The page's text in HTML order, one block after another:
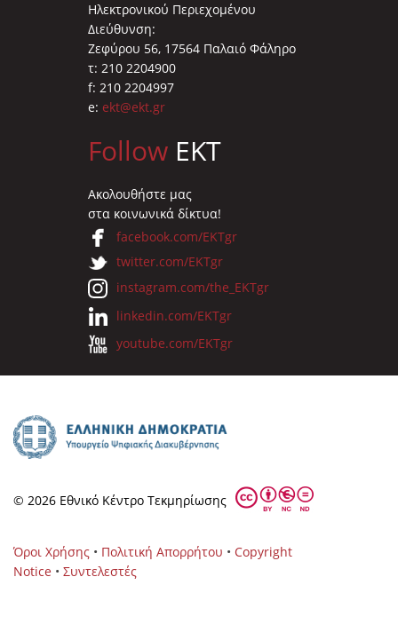
Ηλεκτρονικού Περιεχομένου
Διεύθυνση:
Ζεφύρου 56, 17564 Παλαιό Φάληρο
τ: 210 2204900
f: 210 2204997
e: ekt@ekt.gr
Follow EKT
Ακολουθήστε μας
στα κοινωνικά δίκτυα!
facebook.com/EKTgr
twitter.com/EKTgr
instagram.com/the_EKTgr
linkedin.com/EKTgr
youtube.com/EKTgr
© 2026 Eθνικό Κέντρο Τεκμηρίωσης
Όροι Χρήσης • Πολιτική Απορρήτου • Copyright
Notice • Συντελεστές